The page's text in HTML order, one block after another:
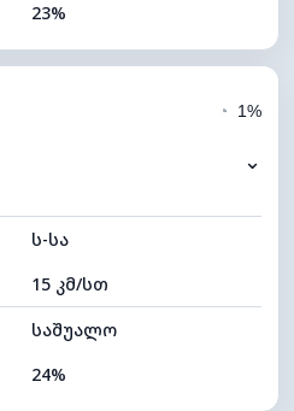
23%
7 (ნათელი)
11600 მ
◔ 1%
⌄
ს-სა
15 კმ/სთ
საშუალო
24%